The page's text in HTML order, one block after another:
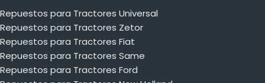
Repuestos para Tractores Universal
Repuestos para Tractores Zetor
Repuestos para Tractores Fiat
Repuestos para Tractores Same
Repuestos para Tractores Ford